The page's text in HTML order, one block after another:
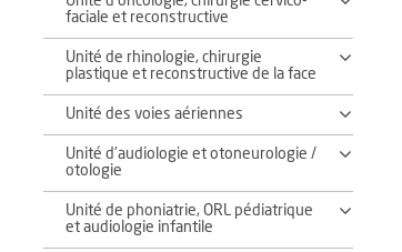
faciale et reconstructive
Unité de rhinologie, chirurgie
plastique et reconstructive de la face
Unité des voies aériennes
Unité d'audiologie et otoneurologie /
otologie
Unité de phoniatrie, ORL pédiatrique
et audiologie infantile